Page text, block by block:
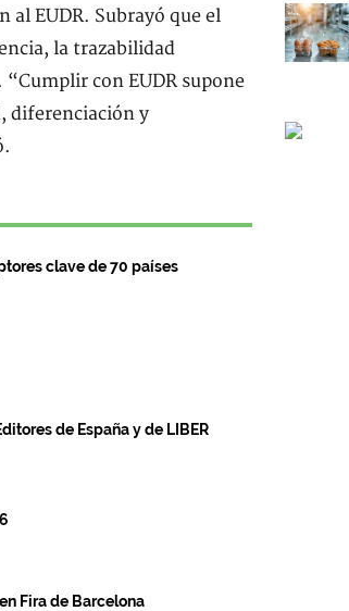
EUDR. Subrayó que el
la trazabilidad
con EUDR supone
diferenciación y
clave de 70 países
de España y de LIBER
Fira de Barcelona